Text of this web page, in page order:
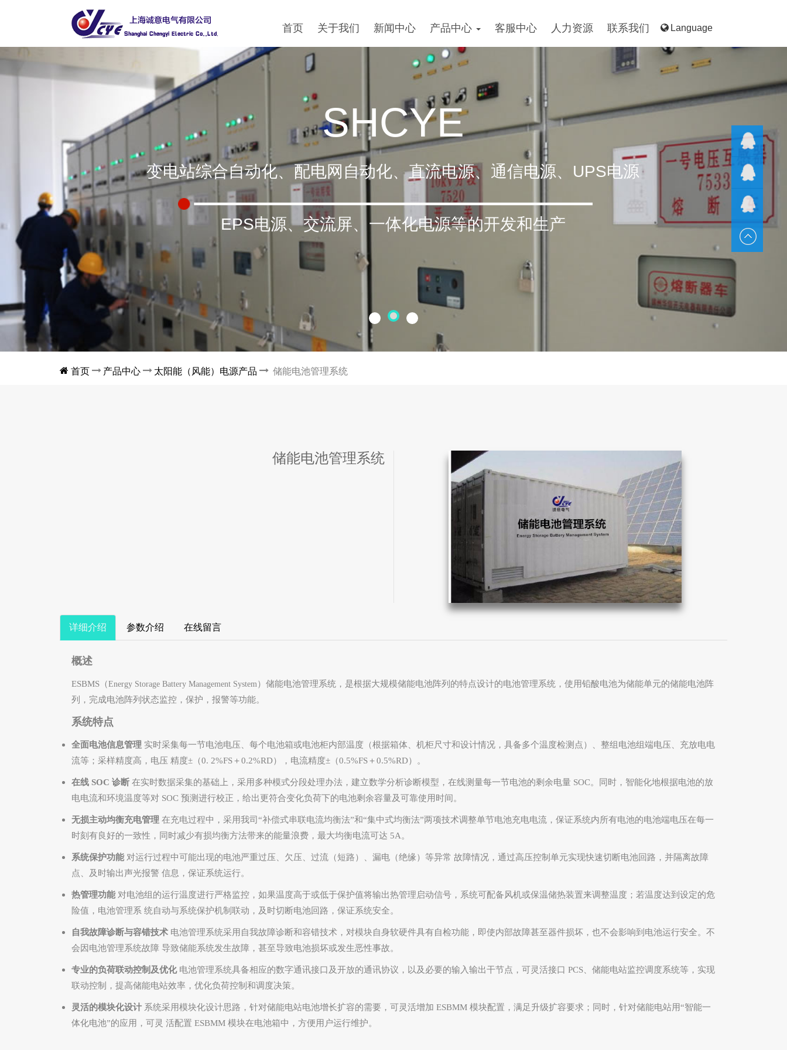
首页 关于我们 新闻中心 产品中心 客服中心 人力资源 联系我们 Language
QQ客服
QQ客服
QQ客服
SHCYE
变电站综合自动化、配电网自动化、直流电源、通信电源、UPS电源
EPS电源、交流屏、一体化电源等的开发和生产
首页 产品中心 太阳能（风能）电源产品 储能电池管理系统
储能电池管理系统
详细介绍 参数介绍 在线留言
概述
ESBMS（Energy Storage Battery Management System）储能电池管理系统， 是根据大规模储能电池阵列的特点设计的电池管理系统，使用铅酸电池为储能单元的储能电池阵
列，完成电池阵列状态监控，保护，报警等功能。
系统特点
全面电池信息管理 实时采集每一节电池电压、每个电池箱或电池柜内部温度（根据箱体、机柜尺寸和设计情况，具备多个温度检测点）、整组电池组端电压、充放电电
流等；采样精度高，电压 精度±（0. 2%FS＋0.2%RD），电流精度±（0.5%FS＋0.5%RD）。
在线 SOC 诊断 在实时数据采集的基础上，采用多种模式分段处理办法，建立数学分析诊断模型，在线测量每一节电池的剩余电量 SOC。同时，智能化地根据电池的放
电电流和环境温度等对 SOC 预测进行校正，给出更符合变化负荷下的电池剩余容量及可靠使用时间。
无损主动均衡充电管理 在充电过程中，采用我司“补偿式串联电流均衡法”和“集中式均衡法”两项技术调整单节电池充电电流，保证系统内所有电池的电池端电压在每一
时刻有良好的一致性，同时减少有损均衡方法带来的能量浪费，最大均衡电流可达 5A 。
系统保护功能 对运行过程中可能出现的电池严重过压、欠压、过流（短路）、漏电（绝缘）等异常 故障情况，通过高压控制单元实现快速切断电池回路，并隔离故障
点、及时输出声光报警 信息，保证系统运行。
热管理功能 对电池组的运行温度进行严格监控，如果温度高于或低于保护值将输出热管理启动信号，系统可配备风机或保温储热装置来调整温度；若温度达到设定的危
险值，电池管理系 统自动与系统保护机制联动，及时切断电池回路，保证系统安全。
自我故障诊断与容错技术 电池管理系统采用自我故障诊断和容错技术，对模块自身软硬件具有自检功能，即使内部故障甚至器件损坏，也不会影响到电池运行安全。不
会因电池管理系统故障 导致储能系统发生故障，甚至导致电池损坏或发生恶性事故。
专业的负荷联动控制及优化 电池管理系统具备相应的数字通讯接口及开放的通讯协议，以及必要的输入输出干节点，可灵活接口 PCS 、储能电站监控调度系统等，实现
联动控制，提高储能电站效率，优化负荷控制和调度决策。
灵活的模块化设计 系统采用模块化设计思路，针对储能电站电池增长扩容的需要，可灵活增加 ESBMM 模块配置，满足升级扩容要求；同时，针对储能电站用“智能一
体化电池”的应用，可灵 活配置 ESBMM 模块在电池箱中，方便用户运行维护。